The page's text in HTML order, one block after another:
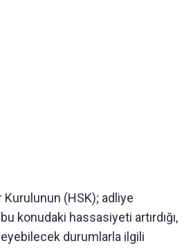
Kurulunun (HSK); adliye
konudaki hassasiyeti artırdığı,
durumlarla ilgili